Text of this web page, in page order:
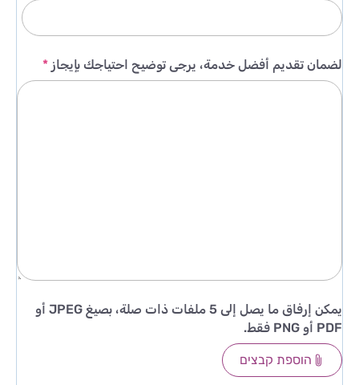
لضمان تقديم أفضل خدمة، يرجى توضيح احتياجك بإيجاز *
يمكن إرفاق ما يصل إلى 5 ملفات ذات صلة، بصيغ JPEG أو
PDF أو PNG فقط.
הוספת קבצים